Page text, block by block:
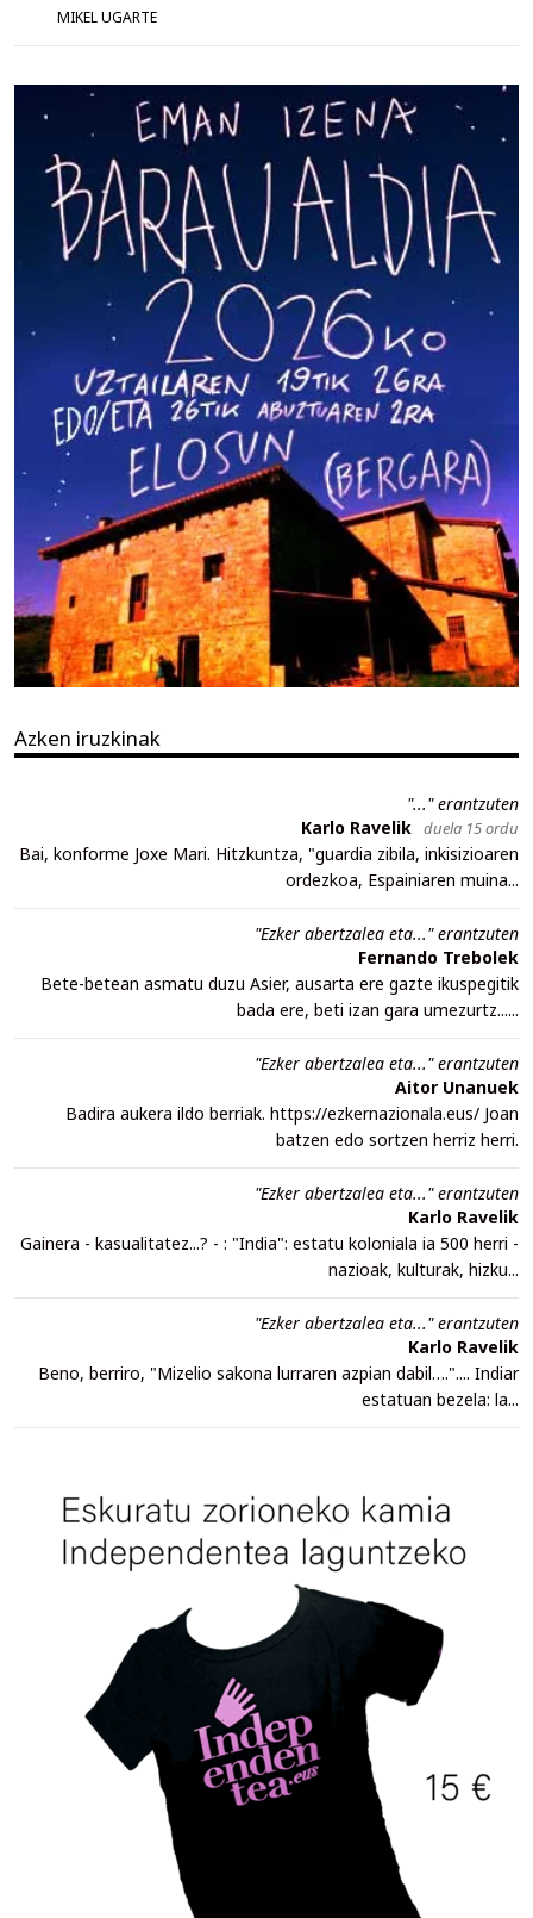
MIKEL UGARTE
Azken iruzkinak
"..." erantzuten
Karlo Ravelik duela 15 ordu
Bai, konforme Joxe Mari. Hitzkuntza, "guardia zibila, inkisizioaren
ordezkoa, Espainiaren muina...
"Ezker abertzalea eta..." erantzuten
Fernando Trebolek
Bete-betean asmatu duzu Asier, ausarta ere gazte ikuspegitik
bada ere, beti izan gara umezurtz......
"Ezker abertzalea eta..." erantzuten
Aitor Unanuek
Badira aukera ildo berriak. https://ezkernazionala.eus/ Joan
batzen edo sortzen herriz herri.
"Ezker abertzalea eta..." erantzuten
Karlo Ravelik
Gainera - kasualitatez...? - : "India": estatu koloniala ia 500 herri -
nazioak, kulturak, hizku...
"Ezker abertzalea eta..." erantzuten
Karlo Ravelik
Beno, berriro, "Mizelio sakona lurraren azpian dabil….".... Indiar
estatuan bezela: la...